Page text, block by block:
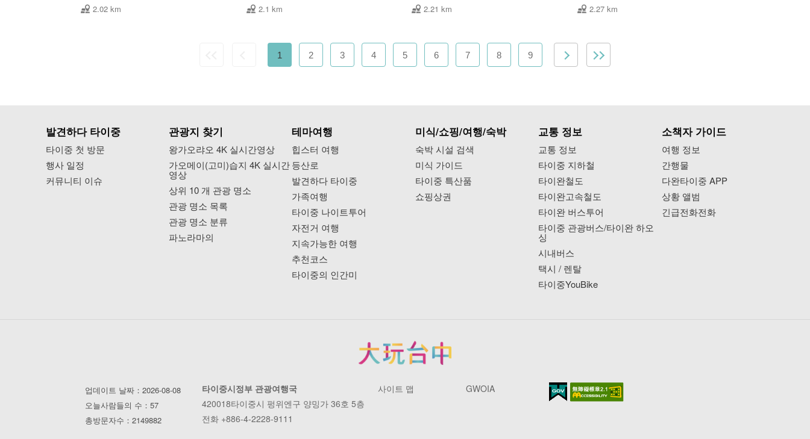
2.02 km 2.1 km 2.21 km 2.27 km
1 2 3 4 5 6 7 8 9
발견하다 타이중
타이중 첫 방문
행사 일정
커뮤니티 이슈
관광지 찾기
왕가오랴오 4K 실시간영상
가오메이(고미)습지 4K 실시간
영상
상위 10 개 관광 명소
관광 명소 목록
관광 명소 분류
파노라마의
테마여행
힙스터 여행
등산로
발견하다 타이중
가족여행
타이중 나이트투어
자전거 여행
지속가능한 여행
추천코스
타이중의 인간미
미식/쇼핑/여행/숙박
숙박 시설 검색
미식 가이드
타이중 특산품
쇼핑상권
교통 정보
교통 정보
타이중 지하철
타이완철도
타이완고속철도
타이완 버스투어
타이중 관광버스/타이완 하오
싱
시내버스
택시 / 렌탈
타이중YouBike
소책자 가이드
여행 정보
간행물
다완타이중 APP
상황 앨범
긴급전화전화
업데이트 날짜：2026-08-08
오늘사람들의 수：57
총방문자수：2149882
타이중시정부 관광여행국
420018타이중시 펑위엔구 양밍가 36호 5층
전화 +886-4-2228-9111
사이트 맵 GWOIA